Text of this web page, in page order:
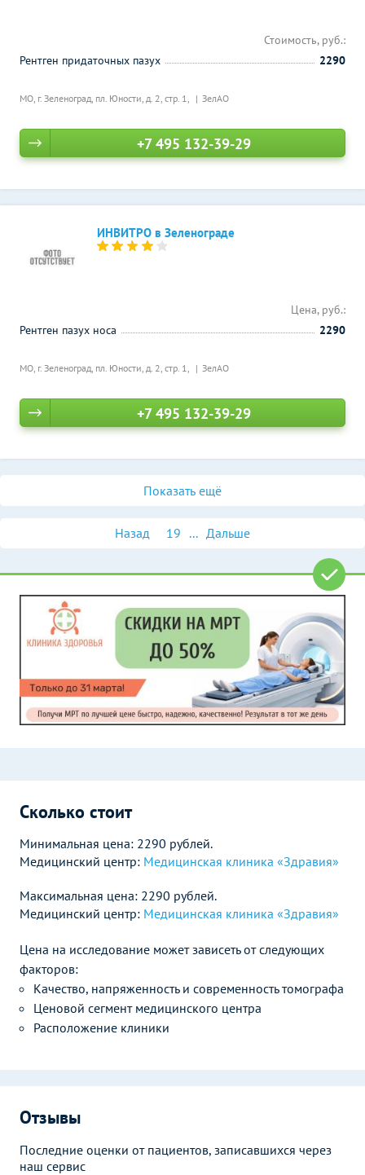
МО, г. Зеленоград, пл. Юности, д. 2, стр. 1, ЗелАО
Стоимость, руб.:
Рентген придаточных пазух
2290
+7 495 132-39-29
ИНВИТРО в Зеленограде
МО, г. Зеленоград, пл. Юности, д. 2, стр. 1, ЗелАО
Цена, руб.:
Рентген пазух носа
2290
+7 495 132-39-29
Показать ещё
Назад 19 ... Дальше
Сколько стоит
Минимальная цена: 2290 рублей.
Медицинский центр: Медицинская клиника «Здравия»
Максимальная цена: 2290 рублей.
Медицинский центр: Медицинская клиника «Здравия»
Цена на исследование может зависеть от следующих
факторов:
Качество, напряженность и современность томографа
Ценовой сегмент медицинского центра
Расположение клиники
Отзывы
Последние оценки от пациентов, записавшихся через
наш сервис